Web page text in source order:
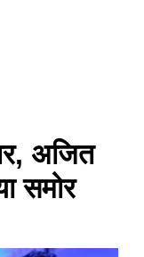
अजित
समोर